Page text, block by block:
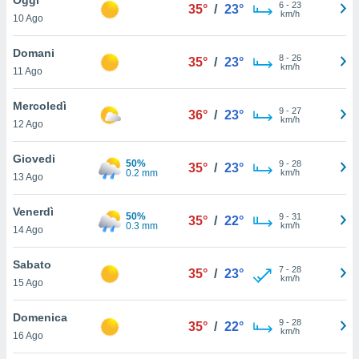
è
al sito
di
ci
di
il
un
la
nella
10 Ago
35° / 23° 6- 23
km/h
Domani
11 Ago
35° / 23° 8- 26
km/h
Mercoledì
12 Ago
36° / 23° 9- 27
km/h
Giovedi
13 Ago
50%
0.2 mm
35° / 23° 9- 28
km/h
Venerdì
14 Ago
50%
0.3 mm
35° / 22° 9- 31
km/h
Sabato
15 Ago
35° / 23° 7- 28
km/h
Domenica
16 Ago
35° / 22° 9- 28
km/h